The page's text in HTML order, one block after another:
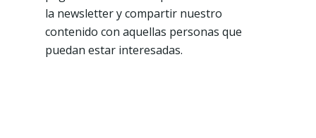
la newsletter y compartir nuestro
contenido con aquellas personas que
puedan estar interesadas.